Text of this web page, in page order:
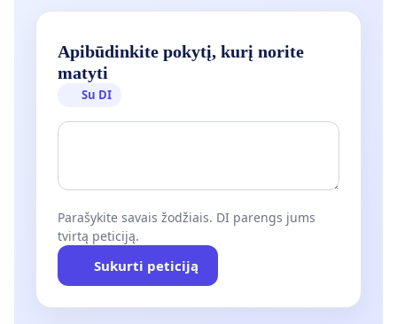
Apibūdinkite pokytį, kurį norite
matyti
Su DI
Parašykite savais žodžiais. DI parengs jums
tvirtą peticiją.
Sukurti peticiją